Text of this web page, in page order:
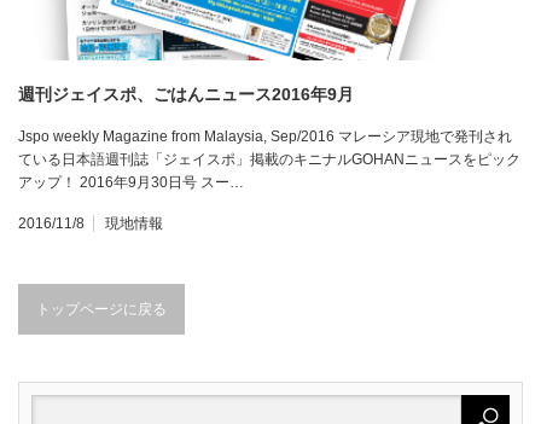
週刊ジェイスポ、ごはんニュース2016年9月
Jspo weekly Magazine from Malaysia, Sep/2016 マレーシア現地で発刊され
ている日本語週刊誌「ジェイスポ」掲載のキニナルGOHANニュースをピック
アップ！ 2016年9月30日号 スー…
2016/11/8 現地情報
トップページに戻る